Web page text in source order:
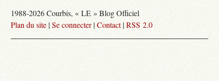
1988-2026 Courbis, « LE » Blog Officiel
Plan du site |Se connecter|Contact|RSS 2.0